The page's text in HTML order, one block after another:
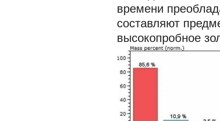
времени
составляют
высокопробное